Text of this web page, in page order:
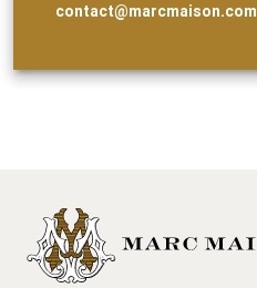
contact@marcmaison.com